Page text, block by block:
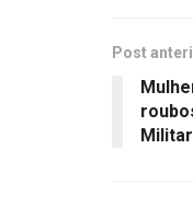
Post